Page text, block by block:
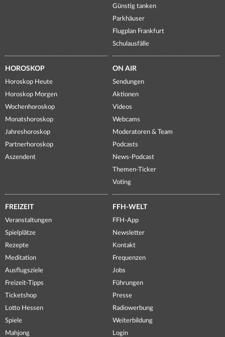
Günstig tanken
Parkhäuser
Flugplan Frankfurt
Schulausfälle
HOROSKOP
Horoskop Heute
Horoskop Morgen
Wochenhoroskop
Monatshoroskop
Jahreshoroskop
Partnerhoroskop
Aszendent
ON AIR
Sendungen
Aktionen
Videos
Webcams
Moderatoren & Team
Podcasts
News-Podcast
Themen-Ticker
Voting
FREIZEIT
Veranstaltungen
Spielplätze
Rezepte
Meditation
Ausflugsziele
Freizeit-Tipps
Ticketshop
Lotto Hessen
Spiele
Mahjong
FFH-WELT
FFH-App
Newsletter
Kontakt
Frequenzen
Jobs
Führungen
Presse
Radiowerbung
Weiterbildung
Login